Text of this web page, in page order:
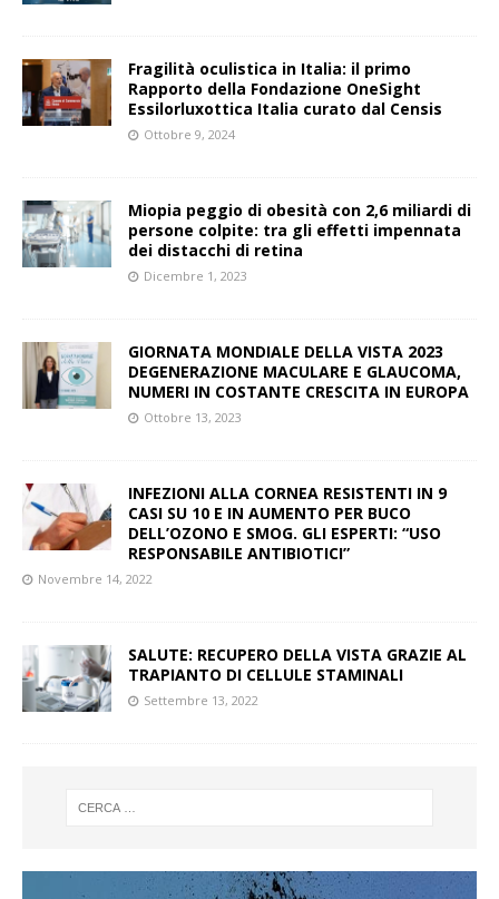
Fragilità oculistica in Italia: il primo
Rapporto della Fondazione OneSight
Essilorluxottica Italia curato dal Censis
Ottobre 9, 2024
Miopia peggio di obesità con 2,6 miliardi di
persone colpite: tra gli effetti impennata
dei distacchi di retina
Dicembre 1, 2023
GIORNATA MONDIALE DELLA VISTA 2023
DEGENERAZIONE MACULARE E GLAUCOMA,
NUMERI IN COSTANTE CRESCITA IN EUROPA
Ottobre 13, 2023
INFEZIONI ALLA CORNEA RESISTENTI IN 9
CASI SU 10 E IN AUMENTO PER BUCO
DELL’OZONO E SMOG. GLI ESPERTI: “USO
RESPONSABILE ANTIBIOTICI”
Novembre 14, 2022
SALUTE: RECUPERO DELLA VISTA GRAZIE AL
TRAPIANTO DI CELLULE STAMINALI
Settembre 13, 2022